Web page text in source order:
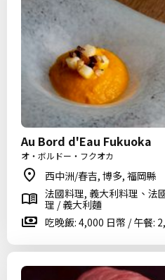
Au Bord d'Eau Fukuoka
オ・ボルドー・フクオカ
西中洲/春吉, 博多, 福岡縣
法國料理, 義大利料理、法
理 / 義大利麵
吃晚飯: 4,000 日幣 / 午餐: